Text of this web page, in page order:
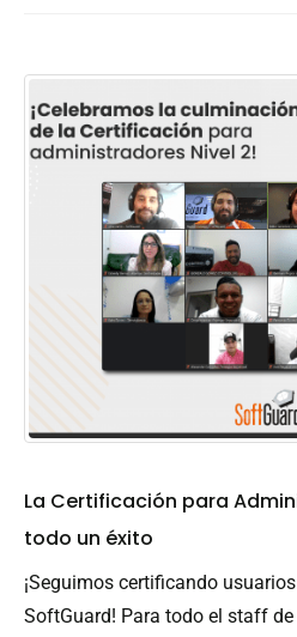
La Certificación para
todo un éxito
¡Seguimos certificando
SoftGuard! Para todo el staff